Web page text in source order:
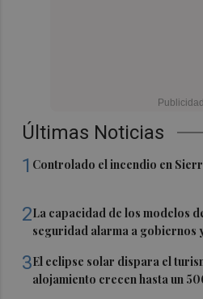
Últimas Noticias
1 Controlado el incendio en
2La capacidad de los modelos
seguridad alarma a gobiernos
3El eclipse solar dispara el
alojamiento crecen hasta un